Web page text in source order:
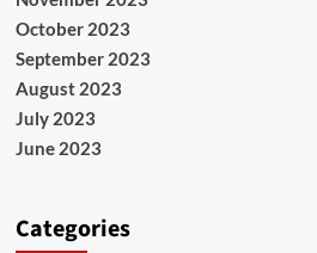
October 2023
September 2023
August 2023
July 2023
June 2023
Categories